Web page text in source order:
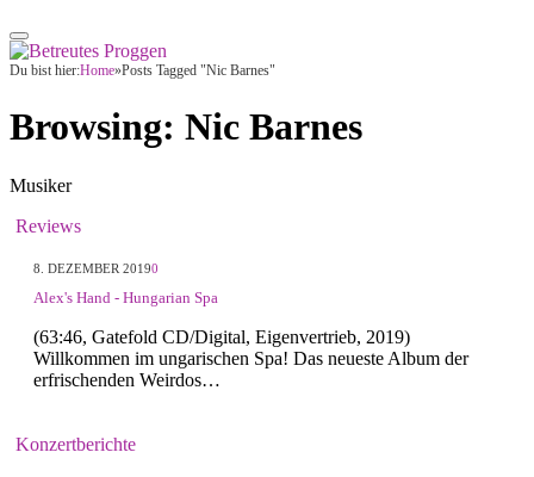
Du bist hier:Home»Posts Tagged "Nic Barnes"
Browsing: Nic Barnes
Musiker
Reviews
8. DEZEMBER 20190
Alex's Hand - Hungarian Spa
(63:46, Gatefold CD/Digital, Eigenvertrieb, 2019)
Willkommen im ungarischen Spa! Das neueste Album der
erfrischenden Weirdos…
Konzertberichte